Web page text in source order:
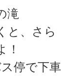
滝
と、さら
！
停で下車